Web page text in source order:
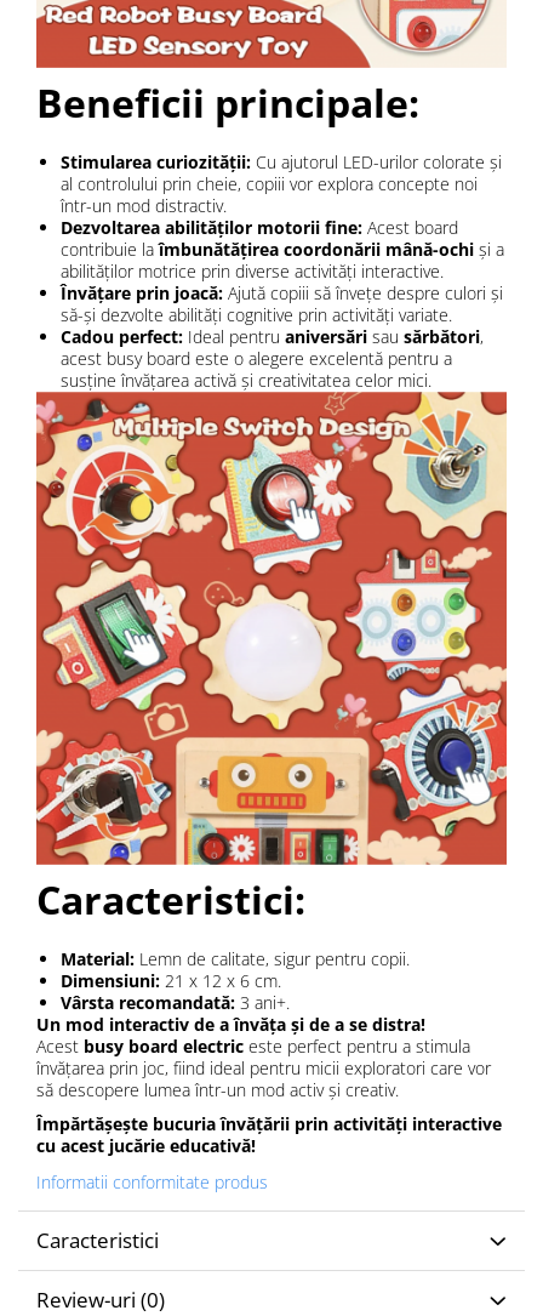
Beneficii principale:
Stimularea curiozității: Cu ajutorul LED-urilor colorate și
al controlului prin cheie, copiii vor explora concepte noi
într-un mod distractiv.
Dezvoltarea abilităților motorii fine: Acest board
contribuie laîmbunătățirea coordonării mână-ochi și a
abilităților motrice prin diverse activități interactive.
Învățare prin joacă: Ajută copiii să învețe despre culori și
să-și dezvolte abilități cognitive prin activități variate.
Cadou perfect: Ideal pentru aniversări sau sărbători,
acest busy board este o alegere excelentă pentru a
susține învățarea activă și creativitatea celor mici.
Caracteristici:
Material: Lemn de calitate, sigur pentru copii.
Dimensiuni: 21 x 12 x 6 cm.
Vârsta recomandată: 3 ani+.
Un mod interactiv de a învăța și de a se distra!
Acest busy board electric este perfect pentru a stimula
învățarea prin joc, fiind ideal pentru micii exploratori care vor
să descopere lumea într-un mod activ și creativ.
Împărtășește bucuria învățării prin activități interactive
cu acest jucărie educativă!
Informatii conformitate produs
Caracteristici
Review-uri (0)